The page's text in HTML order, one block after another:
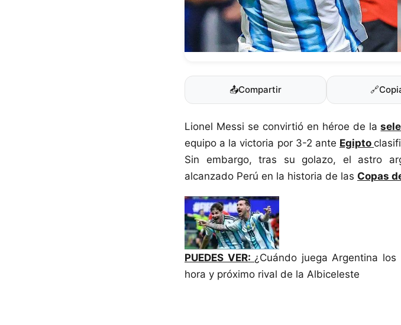
📤Compartir 🔗
Lionel Messi se convirtió en héroe de la
equipo a la victoria por 3-2 ante Egipto
Sin embargo, tras su golazo, el astro
alcanzado Perú en la historia de las Copas
PUEDES VER: ¿Cuándo juega Argentina
hora y próximo rival de la Albiceleste